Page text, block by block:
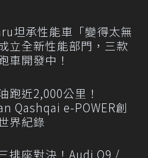
坦承性能車「變得太無
立全新性能部門，三款
車開發中！
跑近2,000公里！
Qashqai e-POWER創
界紀錄
排座對決！Audi Q9 /